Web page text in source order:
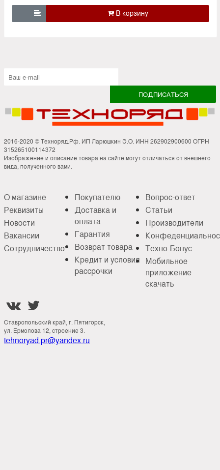

2016-2020 © Техноряд.Рф. ИП Ларюшкин Э.О. ИНН 262902900600 ОГРН
315265100114372
Изображение и описание товара на сайте могут отличаться от внешнего
вида, полученного вами.
О магазине
Реквизиты
Новости
Вакансии
Сотрудничество
Покупателю
Доставка и
оплата
Гарантия
Возврат товара
Кредит и условия
рассрочки
Вопрос-ответ
Статьи
Производители
Техно-Бонус
Мобильное
приложение
скачать
 
Ставропольский край, г. Пятигорск,
ул. Ермолова 12, строение 3.
tehnoryad.pr@yandex.ru